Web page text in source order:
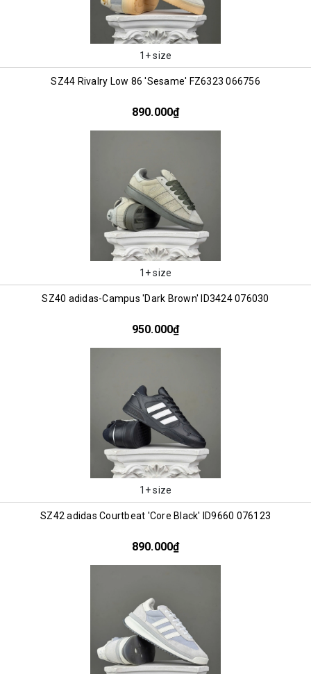
1+ size
SZ44 Rivalry Low 86 'Sesame' FZ6323 066756
890.000₫
1+ size
SZ40 adidas-Campus 'Dark Brown' ID3424 076030
950.000₫
1+ size
SZ42 adidas Courtbeat 'Core Black' ID9660 076123
890.000₫